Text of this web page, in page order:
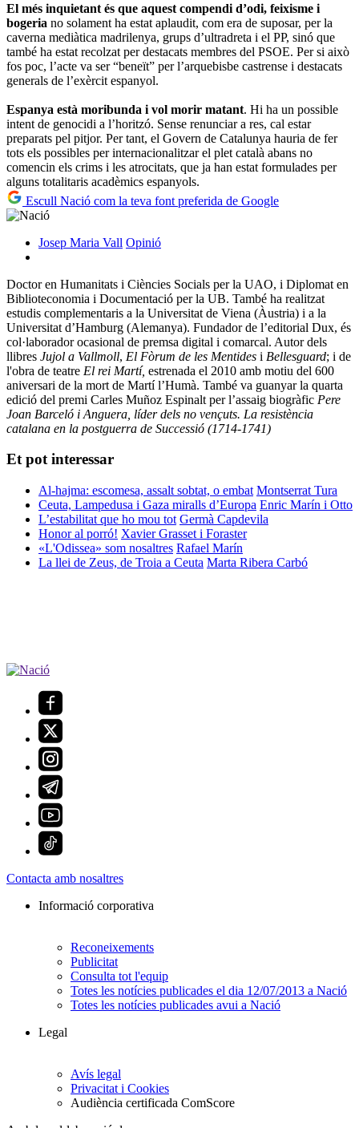
El més inquietant és que aquest compendi d’odi, feixisme i
bogeria no solament ha estat aplaudit, com era de suposar, per la
caverna mediàtica madrilenya, grups d’ultradreta i el PP, sinó que
també ha estat recolzat per destacats membres del PSOE. Per si això
fos poc, l’acte va ser “beneït” per l’arquebisbe castrense i destacats
generals de l’exèrcit espanyol.
Espanya està moribunda i vol morir matant. Hi ha un possible
intent de genocidi a l’horitzó. Sense renunciar a res, cal estar
preparats pel pitjor. Per tant, el Govern de Catalunya hauria de fer
tots els possibles per internacionalitzar el plet català abans no
comencin els crims i les atrocitats, que ja han estat formulades per
alguns totalitaris acadèmics espanyols.
Escull Nació com la teva font preferida de Google
Josep Maria Vall Opinió
Doctor en Humanitats i Ciències Socials per la UAO, i Diplomat en
Biblioteconomia i Documentació per la UB. També ha realitzat
estudis complementaris a la Universitat de Viena (Àustria) i a la
Universitat d’Hamburg (Alemanya). Fundador de l’editorial Dux, és
col·laborador ocasional de premsa digital i comarcal. Autor dels
llibres Jujol a Vallmoll, El Fòrum de les Mentides i Bellesguard; i de
l'obra de teatre El rei Martí, estrenada el 2010 amb motiu del 600
aniversari de la mort de Martí l’Humà. També va guanyar la quarta
edició del premi Carles Muñoz Espinalt per l’assaig biogràfic Pere
Joan Barceló i Anguera, líder dels no vençuts. La resistència
catalana en la postguerra de Successió (1714-1741)
Et pot interessar
Al-hajma: escomesa, assalt sobtat, o embat Montserrat Tura
Ceuta, Lampedusa i Gaza miralls d’Europa Enric Marín i Otto
L’estabilitat que ho mou tot Germà Capdevila
Honor al porró! Xavier Grasset i Foraster
«L'Odissea» som nosaltres Rafael Marín
La llei de Zeus, de Troia a Ceuta Marta Ribera Carbó
Contacta amb nosaltres
Informació corporativa
Reconeixements
Publicitat
Consulta tot l'equip
Totes les notícies publicades el dia 12/07/2013 a Nació
Totes les notícies publicades avui a Nació
Legal
Avís legal
Privacitat i Cookies
Audiència certificada ComScore